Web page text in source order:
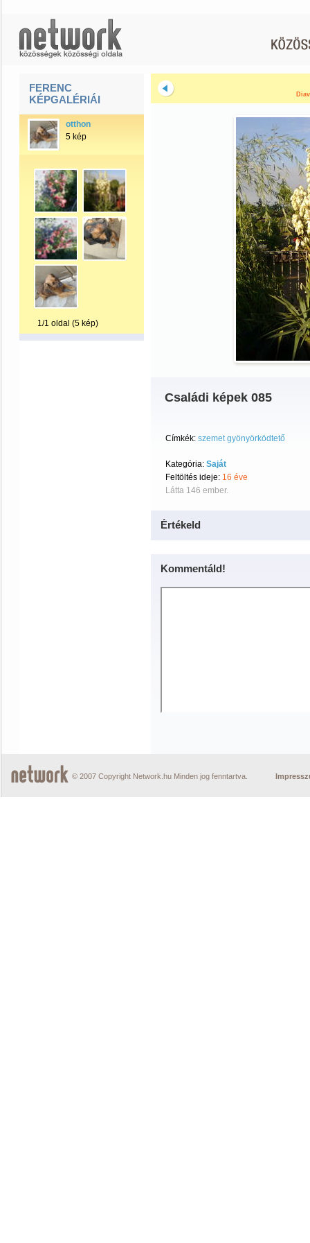
FERENC
KÉPGALÉRIÁI
otthon
5 kép
1/1 oldal (5 kép)
Családi képek 085
Címkék: szemet gyönyörködtető
Kategória: Saját
Feltöltés ideje: 16 éve
Látta 146 ember.
Értékeld
Kommentáld!
© 2007 Copyright Network.hu Minden jog fenntartva.